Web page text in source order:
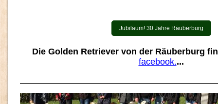
Jubiläum! 30 Jahre Räuberburg
Die Golden Retriever von der Räuberburg
facebook....